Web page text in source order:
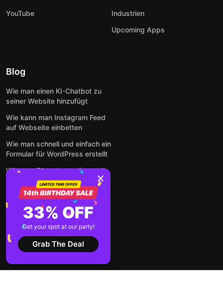
YouTube
Industrien
Upcoming Apps
Blog
Wie man einen KI-Chatbot zu
seiner Website hinzufügt
Wie kann man Instagram Feed
auf Webseite einbetten
Wie man schnell und einfach ein
Formular für WordPress erstellt
Wie man Formulare online und
kostenlos auf jeder Website
einbettet
So betten Sie Google-
Bewertungen kostenlos auf
einer Website ein
Alle Beiträge anzeigen
33% OFF
Get your spot at our party!
Grab The Deal